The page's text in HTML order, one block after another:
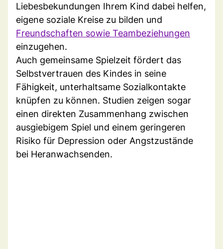
Liebesbekundungen Ihrem Kind dabei helfen,
eigene soziale Kreise zu bilden und
Freundschaften sowie Teambeziehungen
einzugehen.
Auch gemeinsame Spielzeit fördert das
Selbstvertrauen des Kindes in seine
Fähigkeit, unterhaltsame Sozialkontakte
knüpfen zu können. Studien zeigen sogar
einen direkten Zusammenhang zwischen
ausgiebigem Spiel und einem geringeren
Risiko für Depression oder Angstzustände
bei Heranwachsenden.